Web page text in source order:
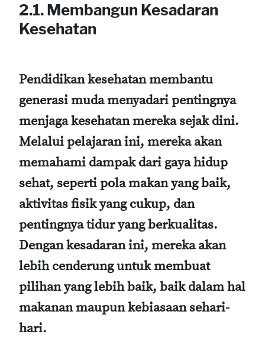
2.1. Membangun Kesadaran
Kesehatan
Pendidikan kesehatan membantu
generasi muda menyadari pentingnya
menjaga kesehatan mereka sejak dini.
Melalui pelajaran ini, mereka akan
memahami dampak dari gaya hidup
sehat, seperti pola makan yang baik,
aktivitas fisik yang cukup, dan
pentingnya tidur yang berkualitas.
Dengan kesadaran ini, mereka akan
lebih cenderung untuk membuat
pilihan yang lebih baik, baik dalam hal
makanan maupun kebiasaan sehari-
hari.